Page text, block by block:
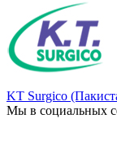
KT Surgico
Мы в социальных